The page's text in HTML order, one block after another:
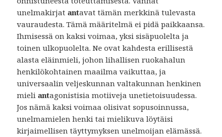
unelmakirjat antavat tämän merkkinä tulevasta
vauraudesta. Tämä määritelmä ei pidä paikkaansa.
Ihmisessä on kaksi voimaa, yksi sisäpuolelta ja
toinen ulkopuolelta. Ne ovat kahdesta erillisestä
alasta eläinmieli, johon lihallisen ruokahalun
henkilökohtainen maailma vaikuttaa, ja
universaalin veljeskunnan valtakunnan henkinen
mieli antagonistisia motiiveja unetietoisuudessa.
Jos nämä kaksi voimaa olisivat sopusoinnussa,
unelmamielen henki tai mielikuva löytäisi
kirjaimellisen täyttymyksen unelmoijan elämässä.